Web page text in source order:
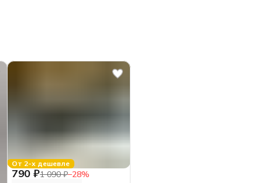
От 2-х дешевле
790 ₽1 090 ₽−28%